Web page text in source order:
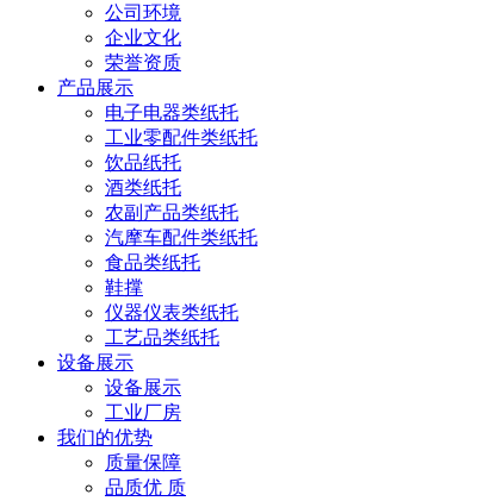
公司环境
企业文化
荣誉资质
产品展示
电子电器类纸托
工业零配件类纸托
饮品纸托
酒类纸托
农副产品类纸托
汽摩车配件类纸托
食品类纸托
鞋撑
仪器仪表类纸托
工艺品类纸托
设备展示
设备展示
工业厂房
我们的优势
质量保障
品质优 质